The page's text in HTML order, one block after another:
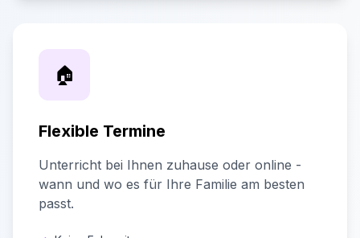
🏠
Flexible Termine
Unterricht bei Ihnen zuhause oder online -
wann und wo es für Ihre Familie am besten
passt.